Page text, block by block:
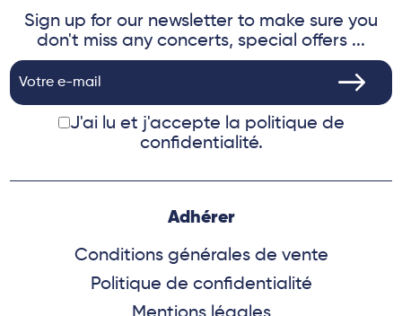
Sign up for our newsletter to make sure you
don't miss any concerts, special offers ...
J'ai lu et j'accepte la politique de
confidentialité.
Adhérer
Conditions générales de vente
Politique de confidentialité